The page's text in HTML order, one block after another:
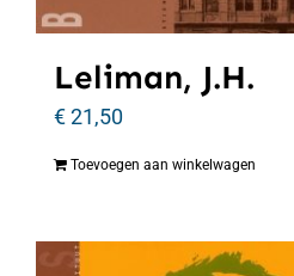
Leliman, J.H.
€21,50
Toevoegen aan winkelwagen